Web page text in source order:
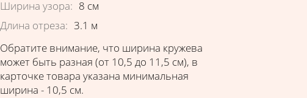
Ширина узора: 8 см
Длина отреза: 3.1 м
Обратите внимание, что ширина кружева
может быть разная (от 10,5 до 11,5 см), в
карточке товара указана минимальная
ширина - 10,5 см.